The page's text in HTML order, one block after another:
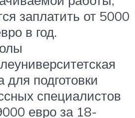
заплатить от 5000
в год.
для подготовки
специалистов
евро за 18-